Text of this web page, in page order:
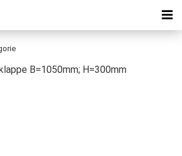
B=1050mm; H=300mm